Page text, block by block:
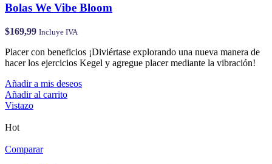
Bolas We Vibe Bloom
$169,99 Incluye IVA
Placer con beneficios ¡Diviértase explorando una nueva manera de
hacer los ejercicios Kegel y agregue placer mediante la vibración!
Añadir a mis deseos
Añadir al carrito
Vistazo
Hot
Comparar